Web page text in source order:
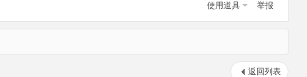
使用道具 举报
返回列表